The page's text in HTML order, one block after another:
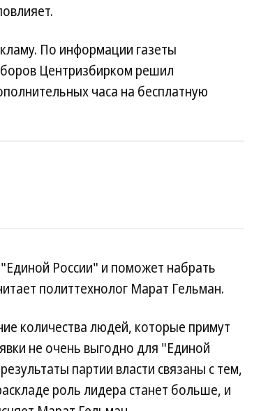
По информации газеты
Центризбирком решил
часа на бесплатную
России" и поможет набрать
политтехнолог Марат Гельман.
количества людей, которые примут
не очень выгодно для "Единой
партии власти связаны с тем,
роль лидера станет больше, и